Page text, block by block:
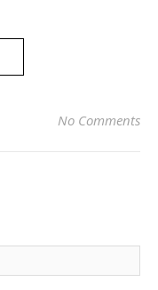
No Comments